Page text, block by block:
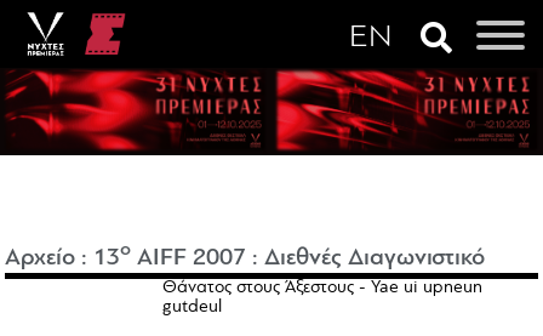
Αρχείο : 13o AIFF 2007 :Διεθνές Διαγωνιστικό
Θάνατος στους Άξεστους - Yae ui upneun
gutdeul